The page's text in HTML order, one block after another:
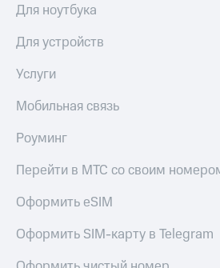
Для ноутбука
Для устройств
Услуги
Мобильная связь
Роуминг
Перейти в МТС со своим
Оформить eSIM
Оформить SIM-карту в Telegram